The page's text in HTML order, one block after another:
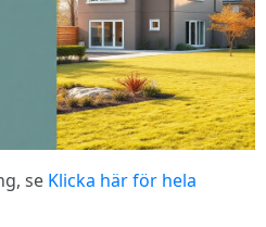
se Klicka här för hela